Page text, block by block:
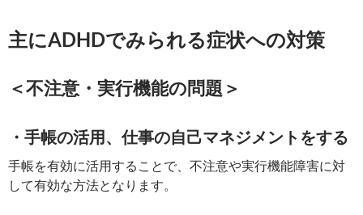
主にADHDでみられる症状への対策
＜不注意・実行機能の問題＞
・手帳の活用、仕事の自己マネジメントをする
手帳を有効に活用することで、不注意や実行機能障害に対
して有効な方法となります。